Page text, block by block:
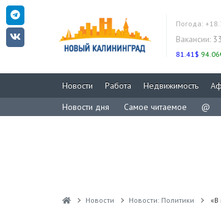
Погода:
Вакансии: 33
81.41$
Новости Работа Недвижимость
Новости дня
Самое читаемое @
Новости Новости: Политики «В